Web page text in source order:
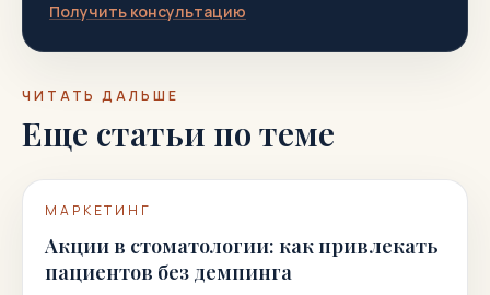
Получить консультацию
ЧИТАТЬ ДАЛЬШЕ
Еще статьи по теме
МАРКЕТИНГ
Акции в стоматологии: как привлекать
пациентов без демпинга